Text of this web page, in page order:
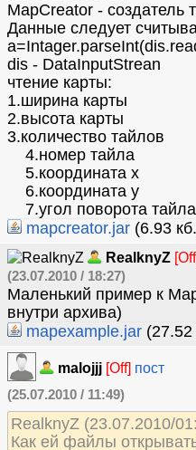
MapCreator - создатель
Данные следует
dis - DataInputStrean
чтение карты:
1.ширина карты
2.высота карты
3.количество тайлов
4.номер тайла
5.координата x
6.координата y
7.угол поворота тайла
mapcreator.jar (6.93
RealknyZ
(23.07.2010 / 18:27)
Маленький пример к
внутри архива)
mapexample.jar
malojjj [Off] пост
(25.07.2010 / 11:49)
RealknyZ (23.07.2010/
Как ей файлы